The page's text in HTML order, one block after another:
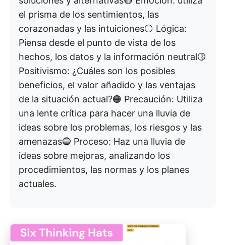
el prisma de los sentimientos, las
corazonadas y las intuiciones⚪ Lógica:
Piensa desde el punto de vista de los
hechos, los datos y la información neutral🟡
Positivismo: ¿Cuáles son los posibles
beneficios, el valor añadido y las ventajas
de la situación actual?🟠 Precaución: Utiliza
una lente crítica para hacer una lluvia de
ideas sobre los problemas, los riesgos y las
amenazas🔵 Proceso: Haz una lluvia de
ideas sobre mejoras, analizando los
procedimientos, las normas y los planes
actuales.